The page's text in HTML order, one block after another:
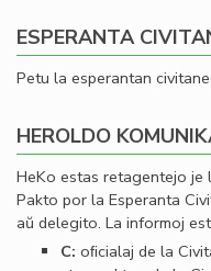
ESPERANTA
Petu la esperantan
HEROLDO
HeKo estas retagentejo je
Pakto por la Esperanta
aŭ delegito. La informoj
C: oﬁcialaj de la